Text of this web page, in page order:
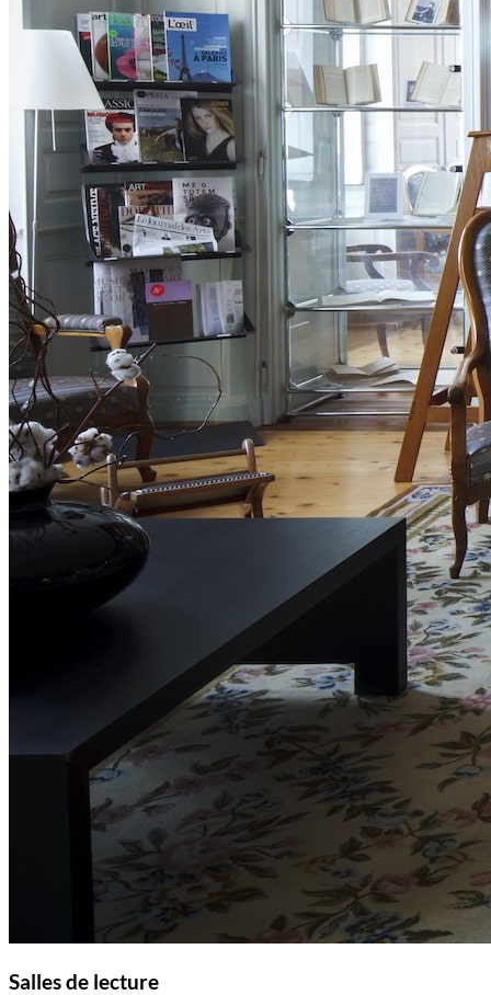
Salles de lecture